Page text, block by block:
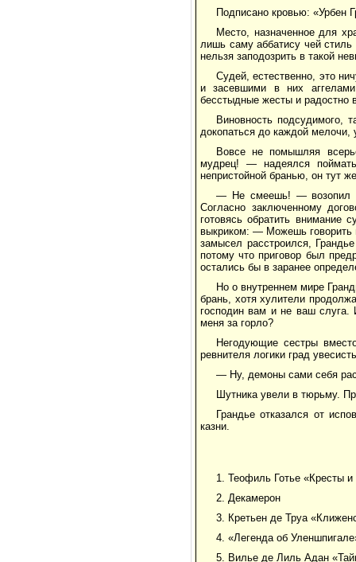
Подписано кровью: «Урбен
Место, назначенное для
лишь саму аббатису чей
нельзя заподозрить в такой
Судей, естественно, это
и засевшими в них
бесстыдные жесты и радостно
Виновность подсудимого,
докопаться до каждой мелочи,
Вовсе не помышляя
мудрец! — надеялся
непристойной бранью, он тут
— Не смеешь! — возопил
Согласно заключенному
готовясь обратить внимание
выкриком: — Можешь говорить
замысел расстроился,
потому что приговор был
остались бы в заранее
Но о внутреннем мире
брань, хотя хулители
господин вам и не ваш слуга.
меня за горло?
Негодующие сестры
ревнителя логики град
— Ну, демоны сами себя
Шутника увели в тюрьму.
Грандье отказался от
казни.
1. Теофиль Готье «Кресты
2. Декамерон
3. Кретьен де Труа
4. «Легенда об
5. Вилье де Лиль Адан